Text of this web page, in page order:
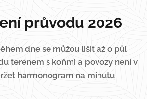
průvodu 2026
dne se můžou lišit až o půl
terénem s koňmi a povozy není v
harmonogram na minutu